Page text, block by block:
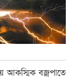
আকস্মিক বজ্রপাতে